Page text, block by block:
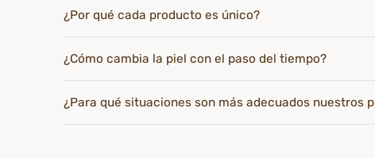
¿Por qué cada producto es único?
¿Cómo cambia la piel con el paso del tiempo?
¿Para qué situaciones son más adecuados nuestros